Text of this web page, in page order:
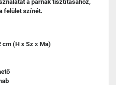
a párnák tisztításához,
felület színét.
cm (H x Sz x Ma)